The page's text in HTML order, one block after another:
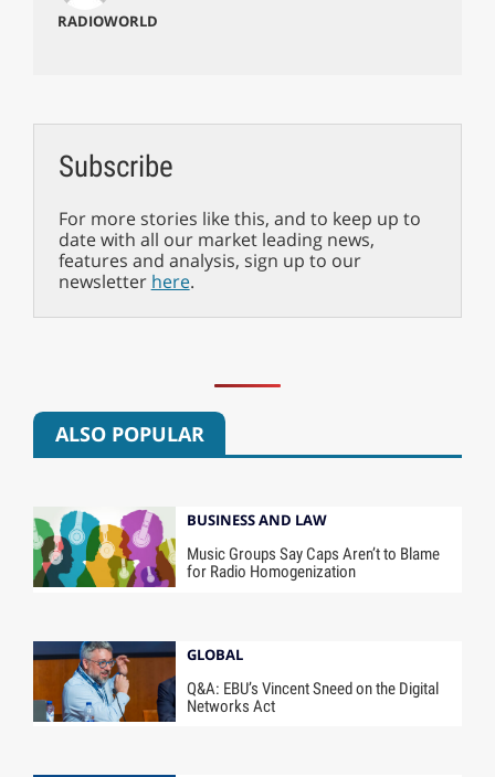
RADIOWORLD
Subscribe
For more stories like this, and to keep up to
date with all our market leading news,
features and analysis, sign up to our
newsletter here.
ALSO POPULAR
BUSINESS AND LAW
Music Groups Say Caps Aren’t to Blame
for Radio Homogenization
GLOBAL
Q&A: EBU’s Vincent Sneed on the Digital
Networks Act